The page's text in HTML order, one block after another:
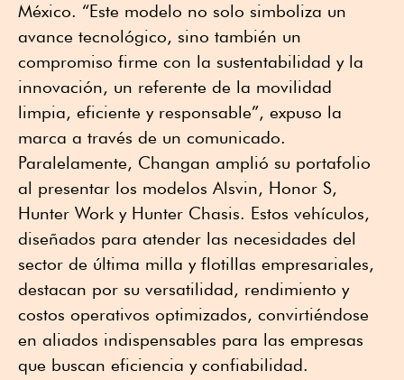
México. “Este modelo no solo simboliza un
avance tecnológico, sino también un
compromiso firme con la sustentabilidad y la
innovación, un referente de la movilidad
limpia, eficiente y responsable”, expuso la
marca a través de un comunicado.
Paralelamente, Changan amplió su portafolio
al presentar los modelos Alsvin, Honor S,
Hunter Work y Hunter Chasis. Estos vehículos,
diseñados para atender las necesidades del
sector de última milla y flotillas empresariales,
destacan por su versatilidad, rendimiento y
costos operativos optimizados, convirtiéndose
en aliados indispensables para las empresas
que buscan eficiencia y confiabilidad.